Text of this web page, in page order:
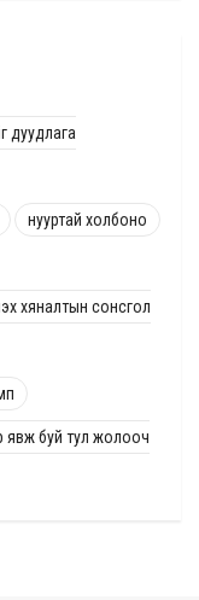
дуудлага
нууртай холбоно
хяналтын сонсгол
явж буй тул жолооч